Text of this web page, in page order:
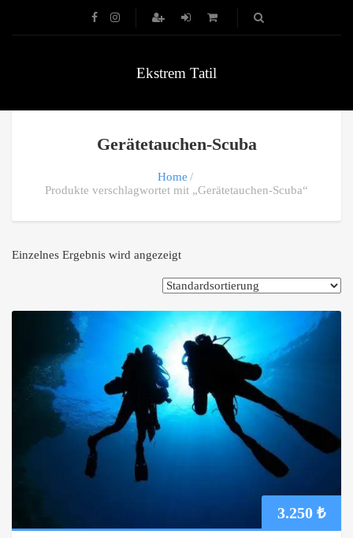
Ekstrem Tatil
Gerätetauchen-Scuba
Home
Produkte verschlagwortet mit „Gerätetauchen-Scuba“
Einzelnes Ergebnis wird angezeigt
3.250 ₺